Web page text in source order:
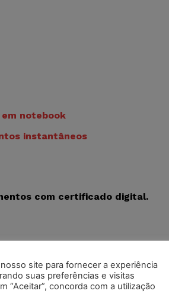
notebook
instantâneos
com certificado digital.
site para fornecer a experiência
suas preferências e visitas
“Aceitar”, concorda com a utilização